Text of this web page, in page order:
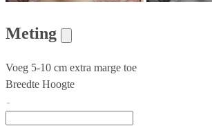
Meting
Voeg 5-10 cm extra marge toe
Breedte Hoogte